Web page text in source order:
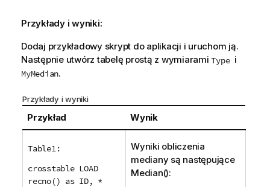
Przykłady i wyniki:
Dodaj przykładowy skrypt do aplikacji i uruchom ją.
Następnie utwórz tabelę prostą z wymiaramiType i
MyMedian.
Przykłady i wyniki
Przykład Wynik
Table1:
crosstable LOAD
recno() as ID, *
Wyniki obliczenia
mediany są następujące
Median():